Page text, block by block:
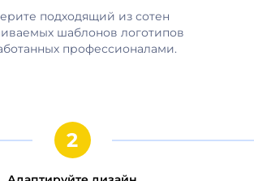
подходящий из сотен
шаблонов логотипов
профессионалами.